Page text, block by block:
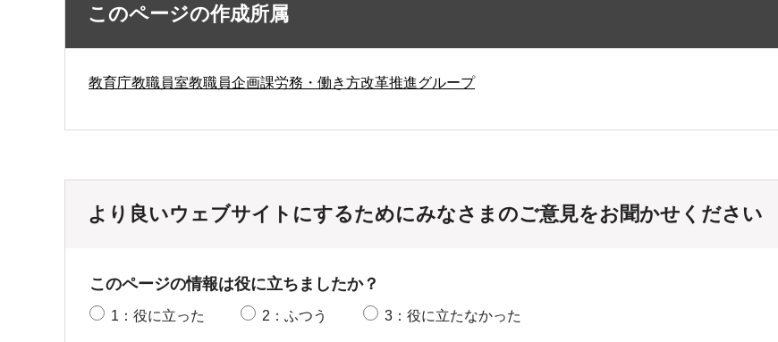
このページの作成所属
教育庁教職員室教職員企画課労務・働き方改革推進グループ
より良いウェブサイトにするためにみなさまのご意見をお聞かせください
このページの情報は役に立ちましたか？
1：役に立った 2：ふつう 3：役に立たなかった